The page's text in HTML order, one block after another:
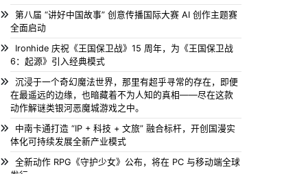
第八届 “讲好中国故事” 创意传播国际大赛 AI 创作主题赛
全面启动
Ironhide 庆祝《王国保卫战》15 周年，为《王国保卫战
6：起源》引入经典模式
沉浸于一个奇幻魔法世界，那里有超乎寻常的存在，即便
在最遥远的边缘，也暗藏着不为人知的真相——尽在这款
动作解谜类银河恶魔城游戏之中。
中南卡通打造 “IP + 科技 + 文旅” 融合标杆，开创国漫实
体化可持续发展全新产业模式
全新动作 RPG《守护少女》公布，将在 PC 与移动端全球